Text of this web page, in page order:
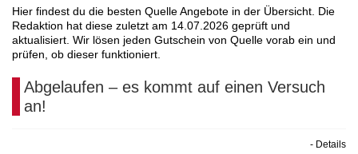
Hier findest du die besten Quelle Angebote in der Übersicht. Die
Redaktion hat diese zuletzt am 14.07.2026 geprüft und
aktualisiert. Wir lösen jeden Gutschein von Quelle vorab ein und
prüfen, ob dieser funktioniert.
Abgelaufen – es kommt auf einen Versuch
an!
- Details